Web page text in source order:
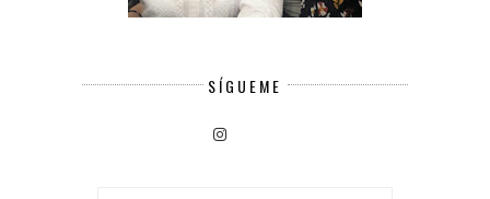
SÍGUEME